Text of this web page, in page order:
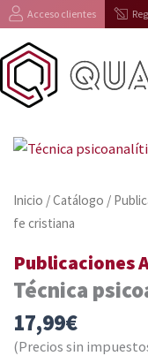
al
contenido
Acceso clientes
Inicio /Catálogo /
fe cristiana
Publicaciones
Técnica
17,99€
(Precios sin